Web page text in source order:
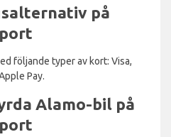
på
följande typer av kort: Visa,
Pay.
Alamo-bil på